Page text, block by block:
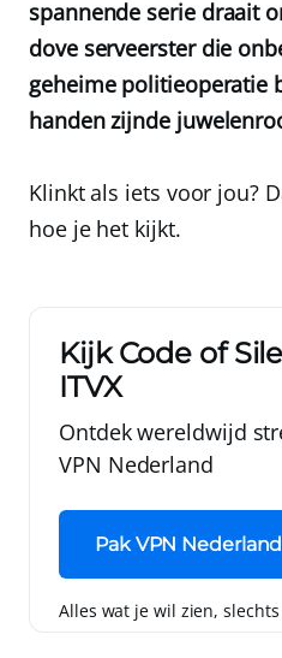
spannende serie draait
dove serveerster die
geheime politieoperatie
handen zijnde
Klinkt als iets voor jou?
hoe je het kijkt.
Kijk Code of
ITVX
Ontdek wereldwijd
VPN Nederland
Pak VPN
Alles wat je wil zien,